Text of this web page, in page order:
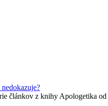
článkov z knihy Apologetika